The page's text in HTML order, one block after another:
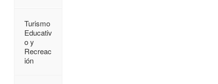
Turismo
Educativ
o y
Recreac
ión